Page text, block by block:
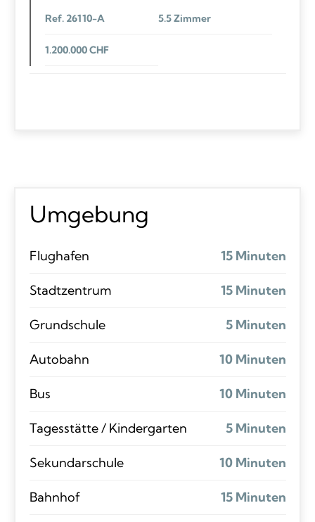
Ref. 26110-A 5.5 Zimmer
1.200.000 CHF
Umgebung
Flughafen 15 Minuten
Stadtzentrum 15 Minuten
Grundschule 5 Minuten
Autobahn 10 Minuten
Bus 10 Minuten
Tagesstätte / Kindergarten 5 Minuten
Sekundarschule 10 Minuten
Bahnhof 15 Minuten